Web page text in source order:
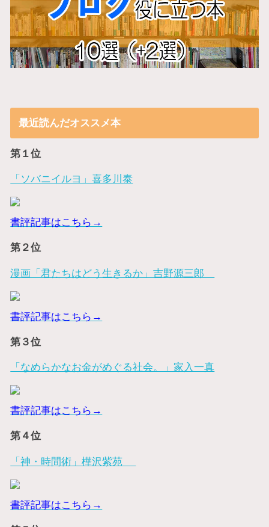
最近読んだオススメ本
第１位
「ソバニイルヨ」喜多川泰
書評記事はこちら→
第２位
漫画「君たちはどう生きるか」吉野源三郎
書評記事はこちら→
第３位
「なめらかなお金がめぐる社会。」家入一真
書評記事はこちら→
第４位
「神・時間術」樺沢紫苑
書評記事はこちら→